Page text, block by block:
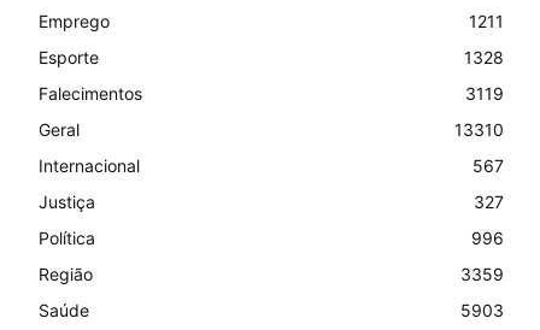
Emprego
1211
Esporte
1328
Falecimentos
3119
Geral
13310
Internacional
567
Justiça
327
Política
996
Região
3359
Saúde
5903